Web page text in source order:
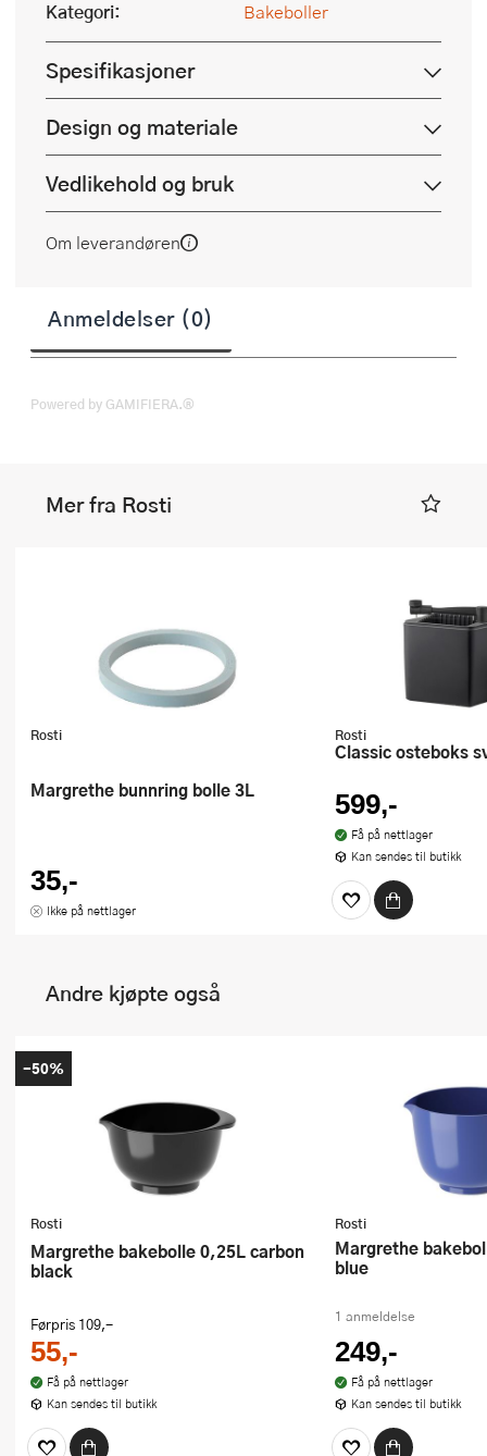
Kategori: Bakeboller
Spesifikasjoner
Design og materiale
Vedlikehold og bruk
Om leverandøren
Anmeldelser (0)
Powered by GAMIFIERA.®
Mer fra Rosti
Rosti
Margrethe bunnring bolle 3L
35,-
Ikke på nettlager
Rosti
Classic osteboks
599,-
Få på nettlager
Kan sendes til butikk
Andre kjøpte også
Rosti
Margrethe bakebolle 0,25L carbon
black
Førpris 109,-
55,-
Få på nettlager
Kan sendes til butikk
-50%
Rosti
Margrethe bakebolle 1,5L electric
blue
1 anmeldelse
249,-
Få på nettlager
Kan sendes til butikk